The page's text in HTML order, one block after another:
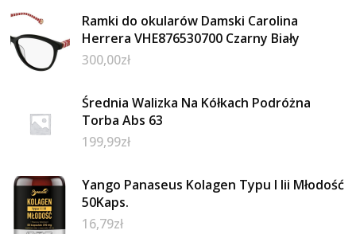
Ramki do okularów Damski Carolina
Herrera VHE876530700 Czarny Biały
300,00zł
Średnia Walizka Na Kółkach Podróżna
Torba Abs 63
199,99zł
Yango Panaseus Kolagen Typu I Iii Młodość
50Kaps.
16,79zł